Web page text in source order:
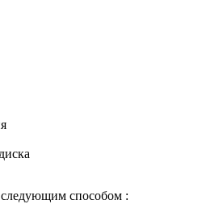
следующим способом :